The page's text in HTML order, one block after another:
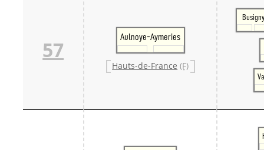
57
Aulnoye-Aymeries
Hauts-de-France (F)
Busigny